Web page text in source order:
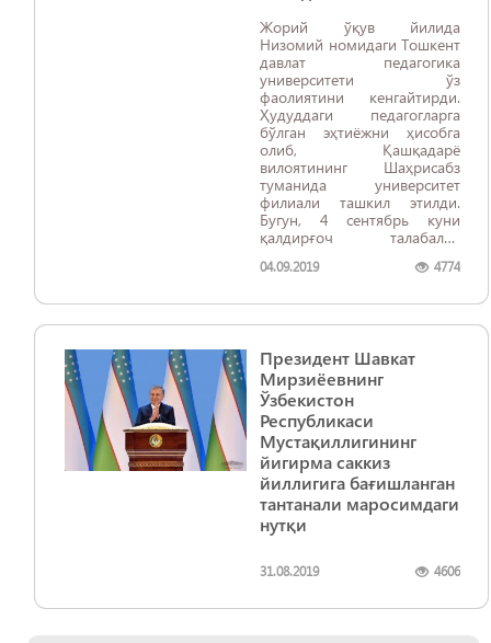
Жорий ўқув йилида
Низомий номидаги Тошкент
давлат педагогика
университети ўз
фаолиятини кенгайтирди.
Ҳудуддаги педагогларга
бўлган эҳтиёжни ҳисобга
олиб, Қашқадарё
вилоятининг Шаҳрисабз
туманида университет
филиали ташкил этилди.
Бугун, 4 сентябрь куни
қалдирғоч талабалар
расмий очилиш маросими
04.09.2019 4774
Президент Шавкат
Мирзиёевнинг
Ўзбекистон
Республикаси
Мустақиллигининг
йигирма саккиз
йиллигига бағишланган
тантанали маросимдаги
нутқи
31.08.2019 4606